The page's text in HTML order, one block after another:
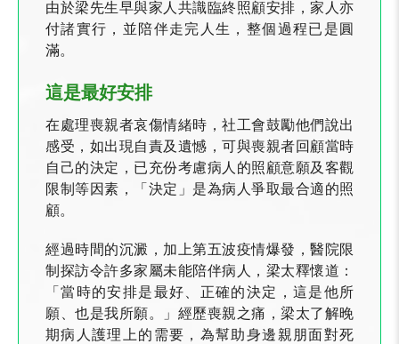
由於梁先生早與家人共識臨終照顧安排，家人亦
付諸實行，並陪伴走完人生，整個過程已是圓
滿。
這是最好安排
在處理喪親者哀傷情緒時，社工會鼓勵他們說出
感受，如出現自責及遺憾，可與喪親者回顧當時
自己的決定，已充份考慮病人的照顧意願及客觀
限制等因素，「決定」是為病人爭取最合適的照
顧。
經過時間的沉澱，加上第五波疫情爆發，醫院限
制探訪令許多家屬未能陪伴病人，梁太釋懷道：
「當時的安排是最好、正確的決定，這是他所
願、也是我所願。」經歷喪親之痛，梁太了解晚
期病人護理上的需要，為幫助身邊親朋面對死